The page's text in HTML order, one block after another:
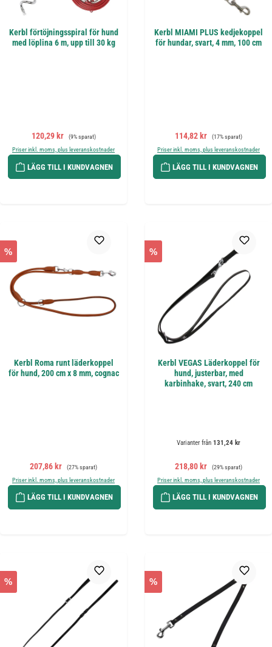
Kerbl förtöjningsspiral för hund
med löplina 6 m, upp till 30 kg
Försäljningspris:
120,29 kr Ordinarie pris:
(9% sparat)
Priser inkl. moms, plus leveranskostnader
LÄGG TILL I KUNDVAGNEN
Kerbl MIAMI PLUS kedjekoppel
för hundar, svart, 4 mm, 100 cm
Försäljningspris:
114,82 kr Ordinarie pris:
(17% sparat)
Priser inkl. moms, plus leveranskostnader
LÄGG TILL I KUNDVAGNEN
%
Kerbl Roma runt läderkoppel
för hund, 200 cm x 8 mm, cognac
Försäljningspris:
207,86 kr Ordinarie pris:
(27% sparat)
Priser inkl. moms, plus leveranskostnader
LÄGG TILL I KUNDVAGNEN
%
Kerbl VEGAS Läderkoppel för
hund, justerbar, med
karbinhake, svart, 240 cm
Varianter från 131,24 kr
Försäljningspris:
218,80 kr Ordinarie pris:
(29% sparat)
Priser inkl. moms, plus leveranskostnader
LÄGG TILL I KUNDVAGNEN
% %